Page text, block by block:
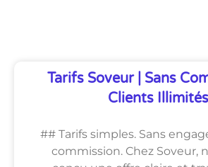
Tarifs Soveur | Sans
Clients Illimités
## Tarifs simples. Sans
commission. Chez Soveur,